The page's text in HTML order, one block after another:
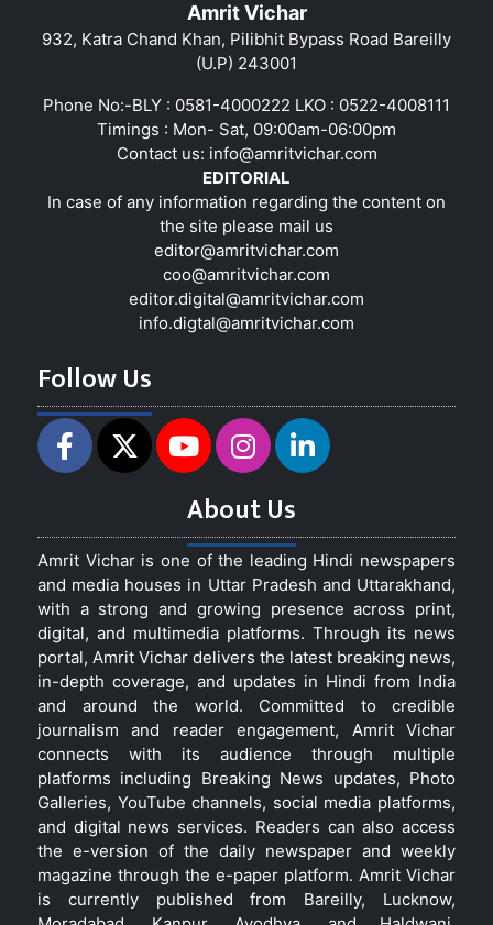
Amrit Vichar
932, Katra Chand Khan, Pilibhit Bypass Road Bareilly
(U.P) 243001
Phone No:-BLY : 0581-4000222 LKO : 0522-4008111
Timings : Mon- Sat, 09:00am-06:00pm
Contact us: info@amritvichar.com
EDITORIAL
In case of any information regarding the content on
the site please mail us
editor@amritvichar.com
coo@amritvichar.com
editor.digital@amritvichar.com
info.digtal@amritvichar.com
Follow Us
About Us
Amrit Vichar is one of the leading Hindi newspapers
and media houses in Uttar Pradesh and Uttarakhand,
with a strong and growing presence across print,
digital, and multimedia platforms. Through its news
portal, Amrit Vichar delivers the latest breaking news,
in-depth coverage, and updates in Hindi from India
and around the world. Committed to credible
journalism and reader engagement, Amrit Vichar
connects with its audience through multiple
platforms including Breaking News updates, Photo
Galleries, YouTube channels, social media platforms,
and digital news services. Readers can also access
the e-version of the daily newspaper and weekly
magazine through the e-paper platform. Amrit Vichar
is currently published from Bareilly, Lucknow,